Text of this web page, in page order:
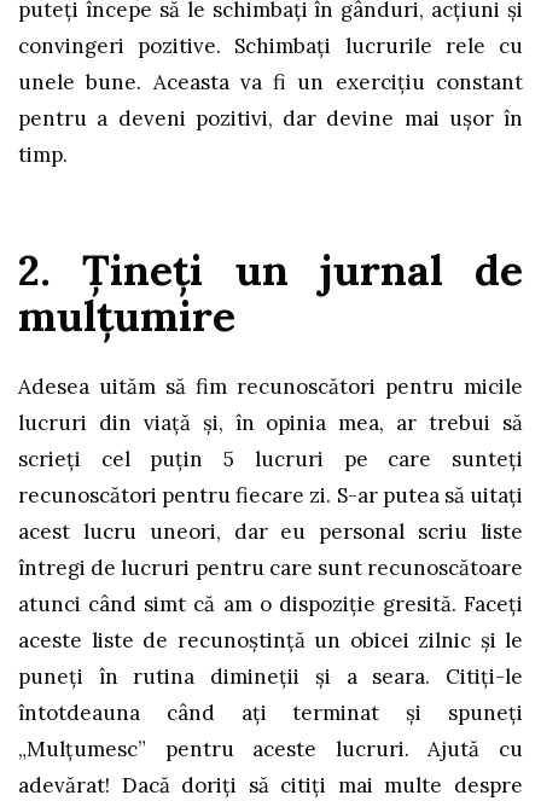
puteți începe să le schimbați în gânduri, acțiuni și
convingeri pozitive. Schimbați lucrurile rele cu
unele bune. Aceasta va fi un exercițiu constant
pentru a deveni pozitivi, dar devine mai ușor în
timp.
2. Țineți un jurnal de
mulțumire
Adesea uităm să fim recunoscători pentru micile
lucruri din viață și, în opinia mea, ar trebui să
scrieți cel puțin 5 lucruri pe care sunteți
recunoscători pentru fiecare zi. S-ar putea să uitați
acest lucru uneori, dar eu personal scriu liste
întregi de lucruri pentru care sunt recunoscătoare
atunci când simt că am o dispoziție gresită. Faceți
aceste liste de recunoștință un obicei zilnic și le
puneți în rutina dimineții și a seara. Citiți-le
întotdeauna când ați terminat și spuneți
„Mulțumesc” pentru aceste lucruri. Ajută cu
adevărat! Dacă doriți să citiți mai multe despre